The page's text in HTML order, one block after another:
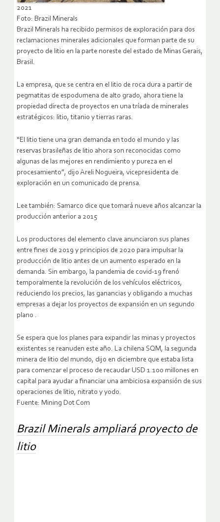
2021
Foto: Brazil Minerals
Brazil Minerals ha recibido permisos de exploración para dos
reclamaciones minerales adicionales que forman parte de su
proyecto de litio en la parte noreste del estado de Minas Gerais,
Brasil.
La empresa, que se centra en el litio de roca dura a partir de
pegmatitas de espodumena de alto grado, ahora tiene la
propiedad directa de proyectos en una tríada de minerales
estratégicos: litio, titanio y tierras raras.
“El litio tiene una gran demanda en todo el mundo y las
reservas brasileñas de litio ahora son reconocidas como
algunas de las mejores en rendimiento y pureza en el
procesamiento”, dijo Areli Nogueira, vicepresidenta de
exploración en un comunicado de prensa.
Lee también: Samarco dice que tomará nueve años alcanzar la
producción anterior a 2015
Los productores del elemento clave anunciaron sus planes
entre fines de 2019 y principios de 2020 para impulsar la
producción de litio antes de un aumento esperado en la
demanda. Sin embargo, la pandemia de covid-19 frenó
temporalmente la revolución de los vehículos eléctricos,
reduciendo los precios, las ganancias y obligando a muchas
empresas a dejar los proyectos de expansión en un segundo
plano .
Se espera que los planes para expandir las minas y proyectos
existentes se reanuden este año. La chilena SQM, la segunda
minera de litio del mundo, dijo en diciembre que estaba lista
para comenzar el proceso de recaudar USD 1.100 millones en
capital para ayudar a financiar una ambiciosa expansión de sus
operaciones de litio, nitrato y yodo.
Fuente: Mining Dot Com
Brazil Minerals ampliará proyecto de
litio